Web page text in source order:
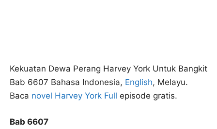
Kekuatan Dewa Perang Harvey York Untuk Bangkit
Bab 6607 Bahasa Indonesia, English, Melayu.
Baca novel Harvey York Full episode gratis.
Bab 6607